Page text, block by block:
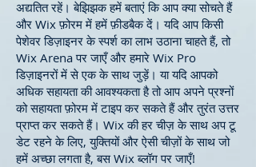
अद्यतित रहें। बेझिझक हमें बताएं कि आप क्या सोचते हैं
और Wix फ़ोरम में हमें फ़ीडबैक दें। यदि आप किसी
पेशेवर डिज़ाइनर के स्पर्श का लाभ उठाना चाहते हैं, तो
Wix Arena पर जाएँ और हमारे Wix Pro
डिज़ाइनरों में से एक के साथ जुड़ें। या यदि आपको
अधिक सहायता की आवश्यकता है तो आप अपने प्रश्नों
को सहायता फ़ोरम में टाइप कर सकते हैं और तुरंत उत्तर
प्राप्त कर सकते हैं। Wix की हर चीज़ के साथ अप टू
डेट रहने के लिए, युक्तियों और ऐसी चीज़ों के साथ जो
हमें अच्छा लगता है, बस Wix ब्लॉग पर जाएँ!